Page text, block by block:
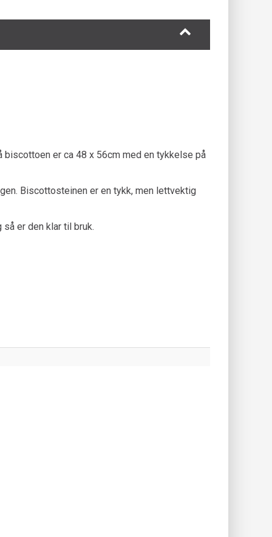
er ca 48 x 56cm med en tykkelse på
Biscottosteinen er en tykk, men lettvektig
er den klar til bruk.